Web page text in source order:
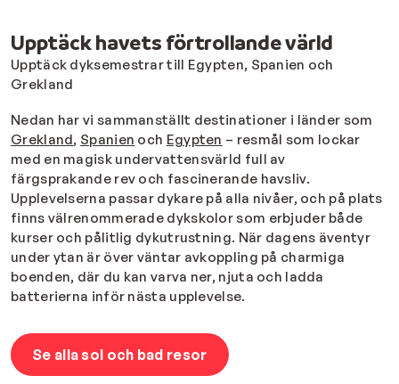
Upptäck havets förtrollande värld
Upptäck dyksemestrar till Egypten, Spanien och
Grekland
Nedan har vi sammanställt destinationer i länder som
Grekland, Spanien och Egypten – resmål som lockar
med en magisk undervattensvärld full av
färgsprakande rev och fascinerande havsliv.
Upplevelserna passar dykare på alla nivåer, och på plats
finns välrenommerade dykskolor som erbjuder både
kurser och pålitlig dykutrustning. När dagens äventyr
under ytan är över väntar avkoppling på charmiga
boenden, där du kan varva ner, njuta och ladda
batterierna inför nästa upplevelse.
Se alla sol och bad resor